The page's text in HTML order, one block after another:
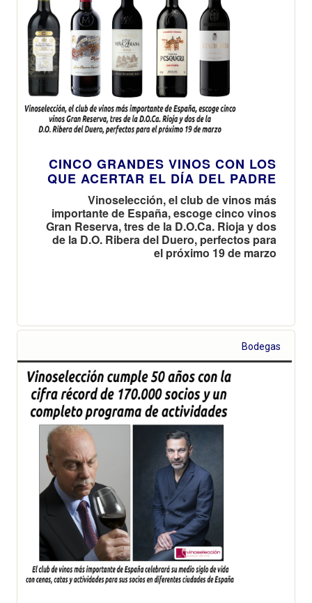
CINCO GRANDES VINOS CON LOS
QUE ACERTAR EL DÍA DEL PADRE
Vinoselección, el club de vinos más
importante de España, escoge cinco vinos
Gran Reserva, tres de la D.O.Ca. Rioja y dos
de la D.O. Ribera del Duero, perfectos para
el próximo 19 de marzo
Bodegas